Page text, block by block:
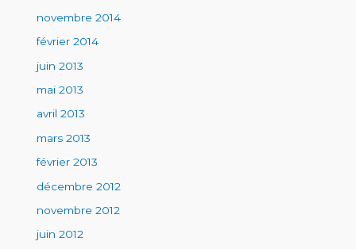
novembre 2014
février 2014
juin 2013
mai 2013
avril 2013
mars 2013
février 2013
décembre 2012
novembre 2012
juin 2012